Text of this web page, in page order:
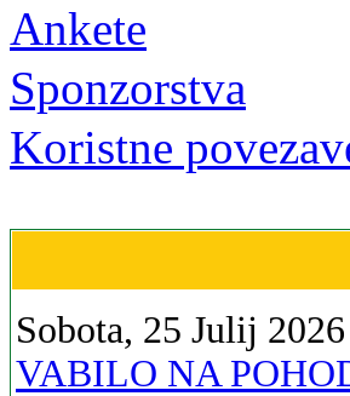
Ankete
Sponzorstva
Koristne
Sobota, 25 Julij
VABILO NA